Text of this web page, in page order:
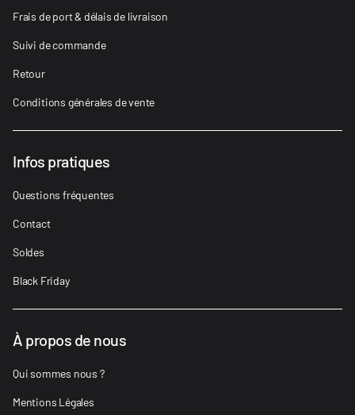
Frais de port & délais de livraison
Suivi de commande
Retour
Conditions générales de vente
Infos pratiques
Questions fréquentes
Contact
Soldes
Black Friday
À propos de nous
Qui sommes nous ?
Mentions Légales